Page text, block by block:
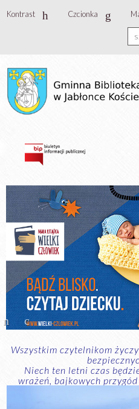
Kontrast Czcionka
Wszystkim czytelnikom
Niech ten letni czas
wrażeń, bajkowych